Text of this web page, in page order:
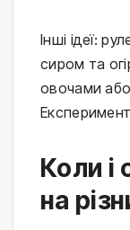
Інші ідеї:
сиром та
овочами
Коли і
на